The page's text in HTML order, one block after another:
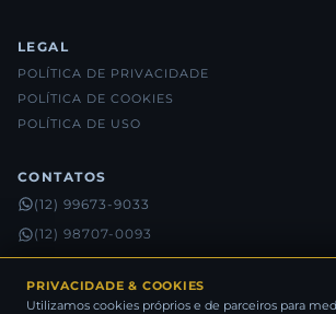
LEGAL
POLÍTICA DE PRIVACIDADE
POLÍTICA DE COOKIES
POLÍTICA DE USO
CONTATOS
(12) 99673-9033
(12) 98707-0093
(12) 98815-5632
PRIVACIDADE & COOKIES
Utilizamos cookies próprios e de parceiros para